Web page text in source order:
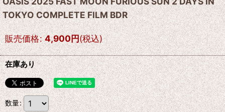
TOKYO COMPLETE FILM BDR
販売価格: 4,900円(税込)
在庫あり
数量: